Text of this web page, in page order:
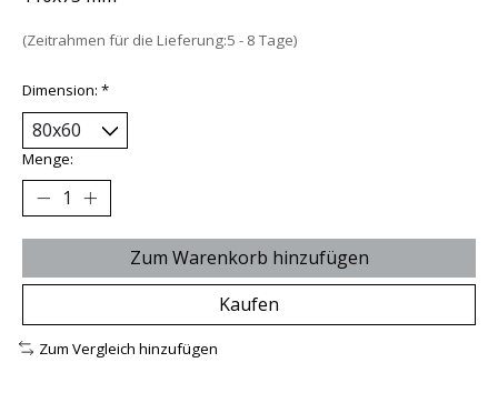
(Zeitrahmen für die Lieferung:5 - 8 Tage)
Dimension: *
Menge:
Zum Warenkorb hinzufügen
Kaufen
Zum Vergleich hinzufügen